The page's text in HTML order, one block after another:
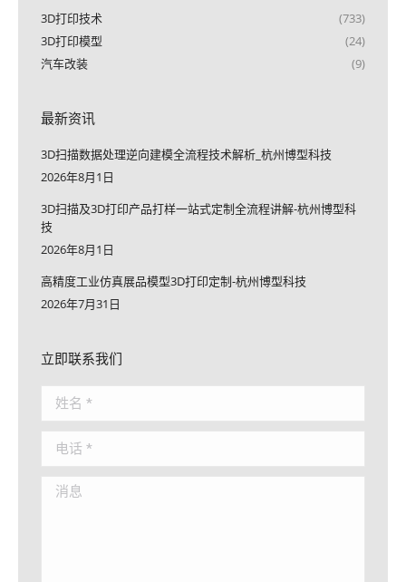
3D打印技术
(733)
3D打印模型
(24)
汽车改装
(9)
最新资讯
3D扫描数据处理逆向建模全流程技术解析_杭州博型科技
2026年8月1日
3D扫描及3D打印产品打样一站式定制全流程讲解-杭州博型科
技
2026年8月1日
高精度工业仿真展品模型3D打印定制-杭州博型科技
2026年7月31日
立即联系我们
姓名 *
电话 *
消息